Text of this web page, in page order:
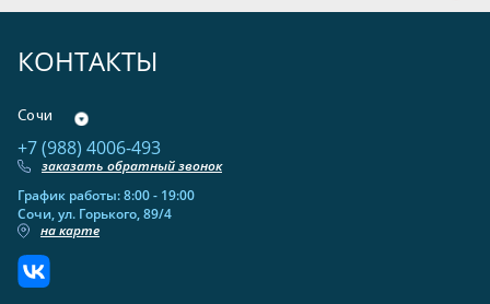
КОНТАКТЫ
Сочи
+7 (988) 4006-493
заказать обратный звонок
График работы: 8:00 - 19:00
Сочи, ул. Горького, 89/4
на карте